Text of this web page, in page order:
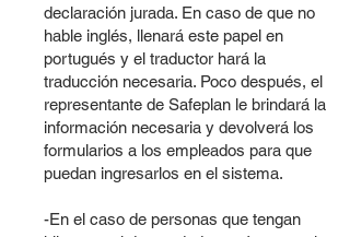
declaración jurada. En caso de que no
hable inglés, llenará este papel en
portugués y el traductor hará la
traducción necesaria. Poco después, el
representante de Safeplan le brindará la
información necesaria y devolverá los
formularios a los empleados para que
puedan ingresarlos en el sistema.
-En el caso de personas que tengan